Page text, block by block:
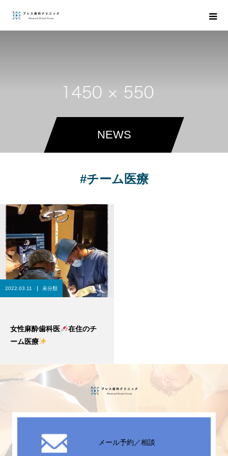
NEWS
#チーム医療
2022.03.11 未分類
女性麻酔歯科医
在住のチ
ーム医療
メール予約／相談